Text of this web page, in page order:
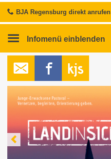
BJA Regensburg direkt anrufen
Infomenü einblenden